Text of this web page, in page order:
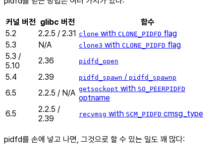
커널 버전 glibc 버전
함수
5.2
2.2.5 / 2.31 clone with CLONE_PIDFD flag
5.3
N/A clone3 with CLONE_PIDFD flag
5.3 /
5.10
2.36 pidfd_open
5.4 2.39 pidfd_spawn / pidfd_spawnp
6.5 2.2.5 / N/A getsockopt with SO_PEERPIDFD
optname
6.5
2.2.5 /
2.39
recvmsg with SCM_PIDFD cmsg_type
pidfd를 손에 넣고 나면, 그것으로 할 수 있는 일도 꽤 많다: